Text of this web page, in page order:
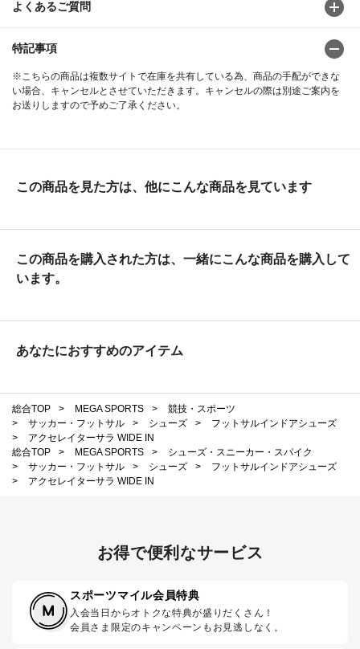
よくあるご質問
特記事項
※こちらの商品は複数サイトで在庫を共有している為、商品の手配ができな
い場合、キャンセルとさせていただきます。キャンセルの際は別途ご案内を
お送りしますので予めご了承ください。
この商品を見た方は、他にこんな商品を見ています
この商品を購入された方は、一緒にこんな商品を購入して
います。
あなたにおすすめのアイテム
総合TOP > MEGA SPORTS >
競技・スポーツ
>
サッカー・フットサル > シューズ >
フットサルインドアシューズ
>
アクセレイターサラ WIDE IN
総合TOP
> MEGA SPORTS >
シューズ・スニーカー・スパイク
>
サッカー・フットサル > シューズ >
フットサルインドアシューズ
>
アクセレイターサラ WIDE IN
お得で便利なサービス
スポーツマイル会員特典
入会当日からオトクな特典が盛りだくさん！
会員さま限定のキャンペーンもお見逃しなく。